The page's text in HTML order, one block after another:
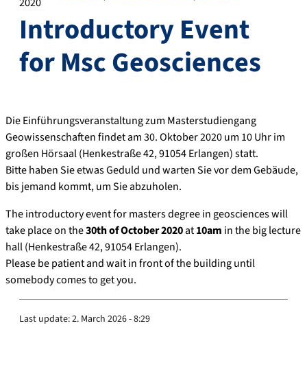
Introductory Event
for Msc Geosciences
Die Einführungsveranstaltung zum Masterstudiengang
Geowissenschaften findet am 30. Oktober 2020 um 10 Uhr im
großen Hörsaal (Henkestraße 42, 91054 Erlangen) statt.
Bitte haben Sie etwas Geduld und warten Sie vor dem Gebäude,
bis jemand kommt, um Sie abzuholen.
The introductory event for masters degree in geosciences will
take place on the30th of October 2020at10am in the big lecture
hall (Henkestraße 42, 91054 Erlangen).
Please be patient and wait in front of the building until
somebody comes to get you.
Last update:2. March 2026 - 8:29